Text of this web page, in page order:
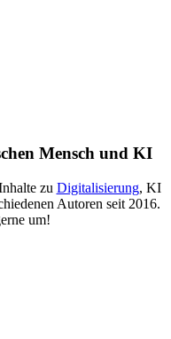
Mensch und KI
zu Digitalisierung, KI
Autoren seit 2016.
um!